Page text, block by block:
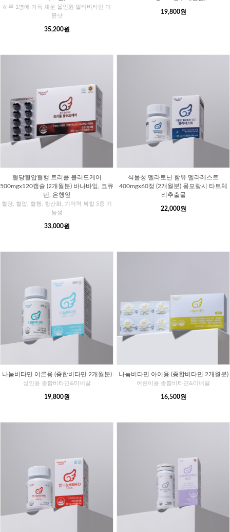
하루 1병에 가득 채운 올인원 멀티비타민 이
뮨샷
35,200원
19,800원
혈당혈압혈행 트리플 블러드케어
500mgx120캡슐 (2개월분) 바나바잎, 코큐
텐, 은행잎
혈당, 혈압, 혈행, 항산화, 기억력 복합 5중 기
능성
33,000원
식물성 멜라토닌 함유 멜라레스트
400mgx60정 (2개월분) 몽모랑시 타트체
리추출물
22,000원
나눔비타민 어른용 (종합비타민 2개월분)
성인용 종합비타민&미네랄
19,800원
나눔비타민 아이용 (종합비타민 2개월분)
어린이용 종합비타민&미네랄
16,500원